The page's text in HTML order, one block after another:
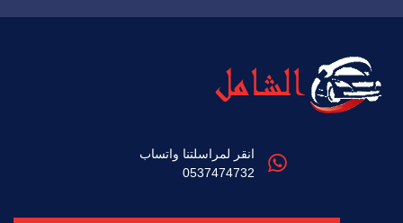
انقر لمراسلتنا واتساب
0537474732